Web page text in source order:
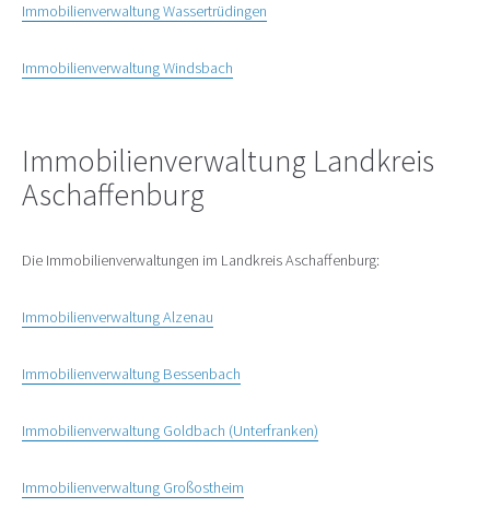
Immobilienverwaltung Wassertrüdingen
Immobilienverwaltung Windsbach
Immobilienverwaltung Landkreis
Aschaffenburg
Die Immobilienverwaltungen im Landkreis Aschaffenburg:
Immobilienverwaltung Alzenau
Immobilienverwaltung Bessenbach
Immobilienverwaltung Goldbach (Unterfranken)
Immobilienverwaltung Großostheim